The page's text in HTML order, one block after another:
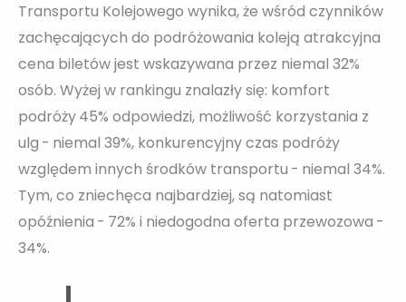
Transportu Kolejowego wynika, że wśród czynników
zachęcających do podróżowania koleją atrakcyjna
cena biletów jest wskazywana przez niemal 32%
osób. Wyżej w rankingu znalazły się: komfort
podróży 45% odpowiedzi, możliwość korzystania z
ulg - niemal 39%, konkurencyjny czas podróży
względem innych środków transportu - niemal 34%.
Tym, co zniechęca najbardziej, są natomiast
opóźnienia - 72% i niedogodna oferta przewozowa -
34%.